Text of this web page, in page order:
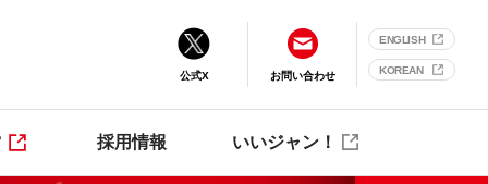
公式X お問い合わせ
ENGLISH
KOREAN
採用情報 いいジャン！